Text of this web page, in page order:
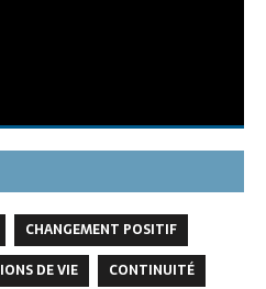
CHANGEMENT POSITIF
DE VIE
CONTINUITÉ